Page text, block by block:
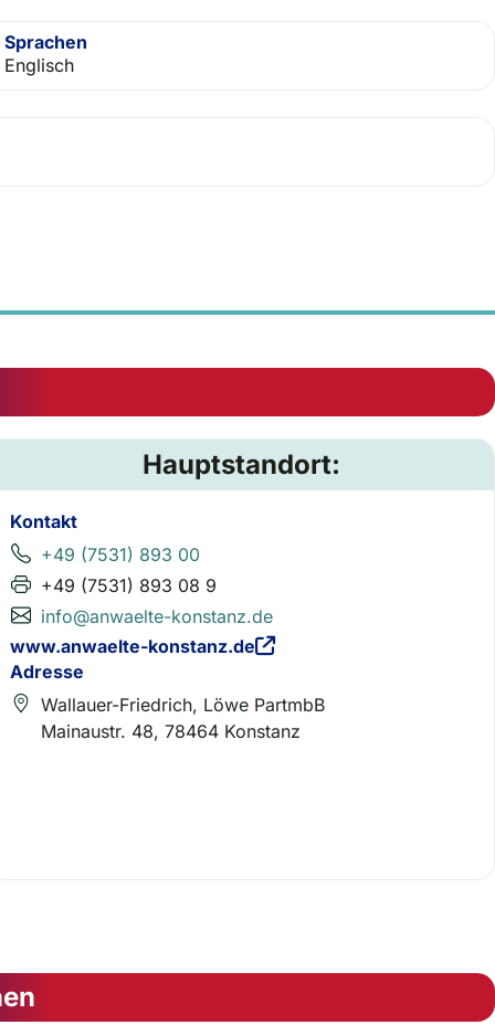
Sprachen
Englisch
Hauptstandort:
Kontakt
+49 (7531) 893 00
+49 (7531) 893 08 9
info@anwaelte-konstanz.de
www.anwaelte-konstanz.de
Adresse
Wallauer-Friedrich, Löwe PartmbB
Mainaustr. 48, 78464 Konstanz